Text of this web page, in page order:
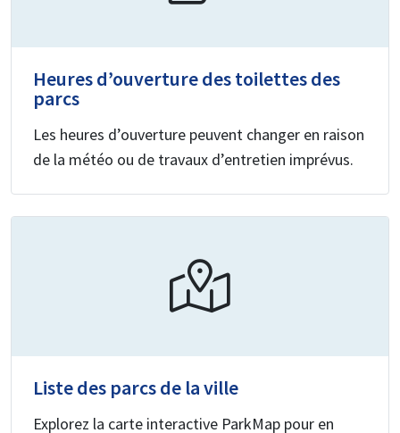
Heures d’ouverture des toilettes des
parcs
Les heures d’ouverture peuvent changer en raison
de la météo ou de travaux d’entretien imprévus.
Liste des parcs de la ville
Explorez la carte interactive ParkMap pour en